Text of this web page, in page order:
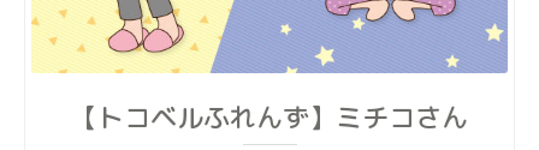
【トコベルふれんず】ミチコさん